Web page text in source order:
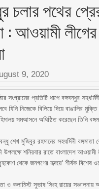
চলার পথের
: আওয়ামী
9, 2020
সংগ্রামের প্রতিটি ধাপে বঙ্গবন্ধুর
যিনি নিজেকে বিলিয়ে দিয়ে বাঙালির
সমআসনে অধিষ্ঠিত করেছেন তিনি
শেখ মুজিবুর রহমানের সহধর্মিনী
উপলক্ষে শনিরবার রাতে বাংলাদেশ আওয়ামী
থেকে জনগণের হৃদয়ে’ শীর্ষক বিশেষ
ও কলামিস্ট সুভাষ সিংহ রায়ের